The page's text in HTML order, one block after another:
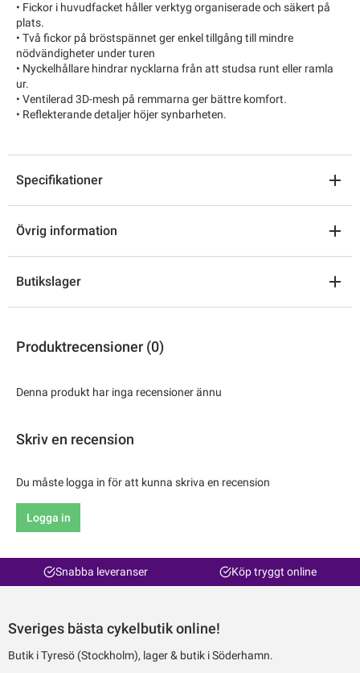
• Fickor i huvudfacket håller verktyg organiserade och säkert på
plats.
• Två fickor på bröstspännet ger enkel tillgång till mindre
nödvändigheter under turen
• Nyckelhållare hindrar nycklarna från att studsa runt eller ramla
ur.
• Ventilerad 3D-mesh på remmarna ger bättre komfort.
• Reflekterande detaljer höjer synbarheten.
Specifikationer
Övrig information
Butikslager
Produktrecensioner (0)
Denna produkt har inga recensioner ännu
Skriv en recension
Du måste logga in för att kunna skriva en recension
Logga in
Snabba leveranser Köp tryggt online
Sveriges bästa cykelbutik online!
Butik i Tyresö (Stockholm), lager & butik i Söderhamn.